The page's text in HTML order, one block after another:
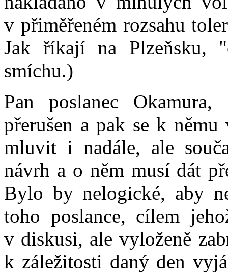
v přiměřeném rozsahu
Jak říkají na Plzeňsku,
smíchu.)
Pan poslanec
přerušen a pak se k
mluvit i nadále, ale
návrh a o něm musí dát
Bylo by nelogické, aby
toho poslance, cílem
v diskusi, ale vyloženě
k záležitosti daný den